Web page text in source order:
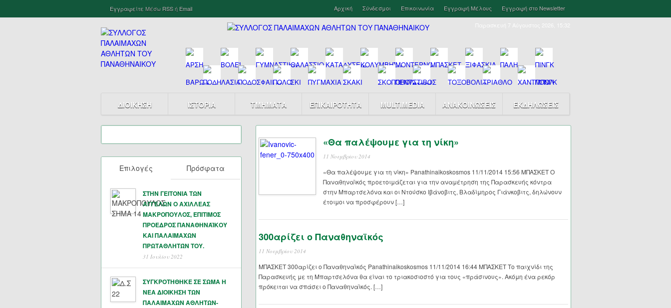
Εγγραφείτε Μέσω RSSή Email Αρχική Σύνδεσμοι Επικοινωνία Εγγραφή Μέλους Εγγραφή στο Newsletter
Παρασκευή 7 Αύγουστος 2026, 15:32
ΔΙΟΙΚΗΣΗ ΙΣΤΟΡΙΑ ΤΜΗΜΑΤΑ ΕΠΙΚΑΙΡΟΤΗΤΑ MULTIMEDIA ΑΝΑΚΟΙΝΩΣΕΙΣ ΕΚΔΗΛΩΣΕΙΣ
Επιλογές Πρόσφατα
ΣΤΗΝ ΓΕΙΤΟΝΙΑ ΤΩΝ
ΑΓΓΕΛΩΝ Ο ΑΧΙΛΛΕΑΣ
ΜΑΚΡΟΠΟΥΛΟΣ, ΕΠΙΤΙΜΟΣ
ΠΡΟΕΔΡΟΣ ΠΑΝΑΘΗΝΑΪΚΟΥ
ΚΑΙ ΠΑΛΑΙΜΑΧΩΝ
ΠΡΩΤΑΘΛΗΤΏΝ ΤΟΥ.
31 Ιουλίου 2022
ΣΥΓΚΡΟΤΗΘΗΚΕ ΣΕ ΣΩΜΑ Η
ΝΕΑ ΔΙΟΙΚΗΣΗ ΤΩΝ
ΠΑΛΑΙΜΑΧΩΝ ΑΘΛΗΤΩΝ-
«Θα παλέψουμε για τη νίκη»
11 Νοεμβρίου 2014
«Θα παλέψουμε για τη νίκη» Panathinaikoskosmos 11/11/2014 15:56 ΜΠΑΣΚΕΤ Ο
Παναθηναϊκός προετοιμάζεται για την αναμέτρηση της Παρασκευής κόντρα
στην Μπαρτσελόνα και οι Ντούσκο Ιβάνοβιτς, Βλαδίμηρος Γιάνκοβιτς, δηλώνουν
έτοιμοι να προσφέρουν […]
300αρίζει ο Παναθηναϊκός
11 Νοεμβρίου 2014
ΜΠΑΣΚΕΤ 300αρίζει ο Παναθηναϊκός Panathinaikoskosmos 11/11/2014 16:44 ΜΠΑΣΚΕΤ Το παιχνίδι της
Παρασκευής με τη Μπαρτσελόνα θα είναι το τριακοσιοστό για τους «πράσινους». Ακόμη ένα ρεκόρ
πρόκειται να σπάσει ο Παναθηναϊκός. […]